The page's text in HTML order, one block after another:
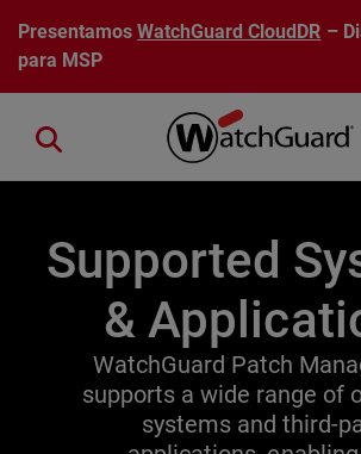
Pasar al contenido principal
PresentamosWatchGuard CloudDR –
para MSP
Close search
Supported
&
WatchGuard Patch
supports a wide range of
systems and third-